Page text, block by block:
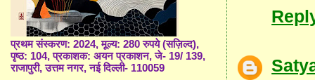
प्रथम संस्करण: 2024, मूल्य: 280 रुपये (सज़िल्द),
पृष्ठ: 104, प्रकाशक: अयन प्रकाशन, जे- 19/ 139,
राजापुरी, उत्तम नगर, नई दिल्ली- 110059